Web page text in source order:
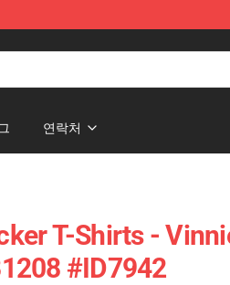
연락처
T-Shirts -
#ID7942